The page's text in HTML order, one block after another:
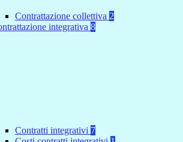
Contrattazione collettiva 2
integrativa 8
Contratti integrativi 7